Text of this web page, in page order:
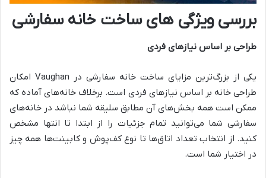
بررسی ویژگی های ساخت خانه سفارشی
طراحی بر اساس نیازهای فردی
یکی از بزرگ‌ترین مزایای ساخت خانه سفارشی در Vaughan امکان
طراحی خانه بر اساس نیازهای فردی است. برخلاف خانه‌های آماده که
ممکن است همه بخش‌های آن مطابق سلیقه شما نباشد در خانه‌های
سفارشی شما می‌توانید تمام جزئیات را از ابتدا تا انتها مشخص
کنید. از انتخاب تعداد اتاق‌ها تا نوع کف‌پوش و کابینت‌ها همه چیز
در اختیار شما است.